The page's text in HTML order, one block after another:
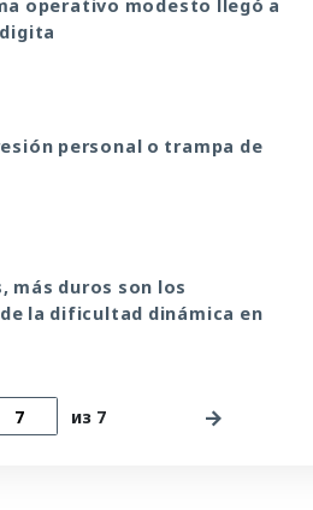
operativo modesto llegó a
personal o trampa de
más duros son los
la dificultad dinámica en
из 7